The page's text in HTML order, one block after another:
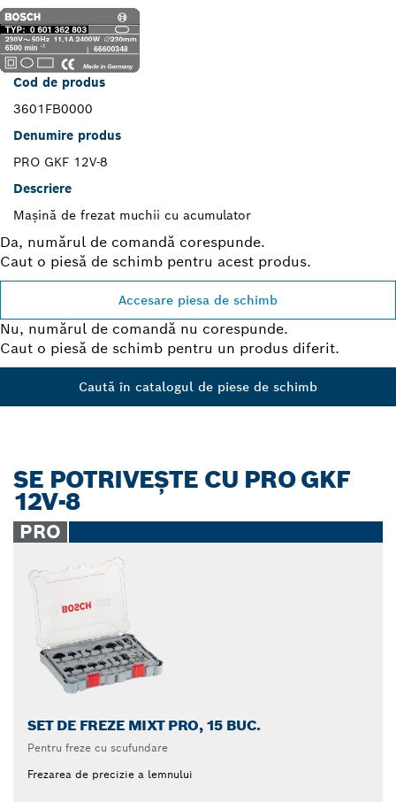
Cod de produs
3601FB0000
Denumire produs
PRO GKF 12V-8
Descriere
Maşină de frezat muchii cu acumulator
Da, numărul de comandă corespunde.
Caut o piesă de schimb pentru acest produs.
Accesare piesa de schimb
Nu, numărul de comandă nu corespunde.
Caut o piesă de schimb pentru un produs diferit.
Caută în catalogul de piese de schimb
SE POTRIVEŞTE CU PRO GKF
12V-8
PRO
SET DE FREZE MIXT PRO, 15 BUC.
Pentru freze cu scufundare
Frezarea de precizie a lemnului